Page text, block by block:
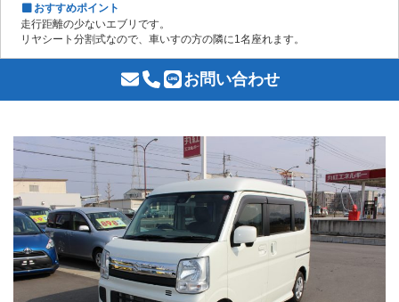
おすすめポイント
走行距離の少ないエブリです。
リヤシート分割式なので、車いすの方の隣に1名座れます。
お問い合わせ